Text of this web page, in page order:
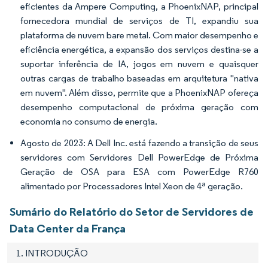
eficientes da Ampere Computing, a PhoenixNAP, principal
fornecedora mundial de serviços de TI, expandiu sua
plataforma de nuvem bare metal. Com maior desempenho e
eficiência energética, a expansão dos serviços destina-se a
suportar inferência de IA, jogos em nuvem e quaisquer
outras cargas de trabalho baseadas em arquitetura "nativa
em nuvem". Além disso, permite que a PhoenixNAP ofereça
desempenho computacional de próxima geração com
economia no consumo de energia.
Agosto de 2023: A Dell Inc. está fazendo a transição de seus
servidores com Servidores Dell PowerEdge de Próxima
Geração de OSA para ESA com PowerEdge R760
alimentado por Processadores Intel Xeon de 4ª geração.
Sumário do Relatório do Setor de Servidores de
Data Center da França
1. INTRODUÇÃO